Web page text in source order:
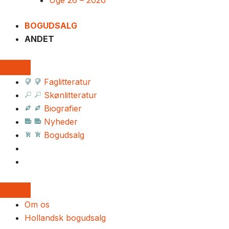
BOGUDSALG
ANDET
Faglitteratur
Skønlitteratur
Biografier
Nyheder
Bogudsalg
Om os
Hollandsk bogudsalg